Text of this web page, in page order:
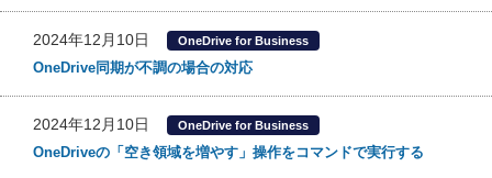
2024年12月10日 OneDrive for Business
OneDrive同期が不調の場合の対応
2024年12月10日 OneDrive for Business
OneDriveの「空き領域を増やす」操作をコマンドで実行する